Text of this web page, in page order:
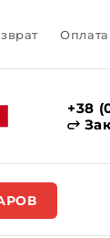
+38